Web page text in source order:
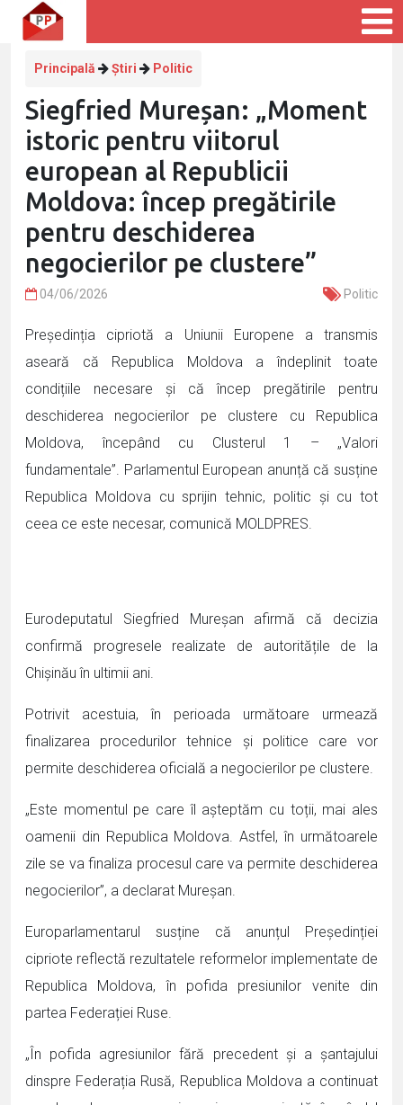
Principală Știri Politic
Siegfried Mureșan: „Moment
istoric pentru viitorul
european al Republicii
Moldova: încep pregătirile
pentru deschiderea
negocierilor pe clustere”
04/06/2026 Politic
Președinția cipriotă a Uniunii Europene a transmis
aseară că Republica Moldova a îndeplinit toate
condițiile necesare și că încep pregătirile pentru
deschiderea negocierilor pe clustere cu Republica
Moldova, începând cu Clusterul 1 – „Valori
fundamentale”. Parlamentul European anunță că susține
Republica Moldova cu sprijin tehnic, politic și cu tot
ceea ce este necesar, comunică MOLDPRES.
Eurodeputatul Siegfried Mureșan afirmă că decizia
confirmă progresele realizate de autoritățile de la
Chișinău în ultimii ani.
Potrivit acestuia, în perioada următoare urmează
finalizarea procedurilor tehnice și politice care vor
permite deschiderea oficială a negocierilor pe clustere.
„Este momentul pe care îl așteptăm cu toții, mai ales
oamenii din Republica Moldova. Astfel, în următoarele
zile se va finaliza procesul care va permite deschiderea
negocierilor”, a declarat Mureșan.
Europarlamentarul susține că anunțul Președinției
cipriote reflectă rezultatele reformelor implementate de
Republica Moldova, în pofida presiunilor venite din
partea Federației Ruse.
„În pofida agresiunilor fără precedent și a șantajului
dinspre Federația Rusă, Republica Moldova a continuat